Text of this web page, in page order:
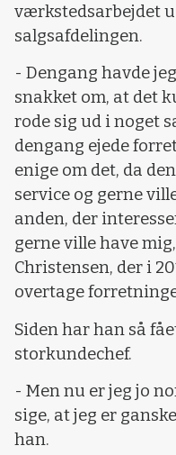
værkstedsarbejdet
salgsafdelingen.
- Dengang havde
snakket om, at det
rode sig ud i noget
dengang ejede
enige om det, da
service og gerne
anden, der
gerne ville have
Christensen, der i
overtage
Siden har han så
storkundechef.
- Men nu er jeg jo
sige, at jeg er
han.